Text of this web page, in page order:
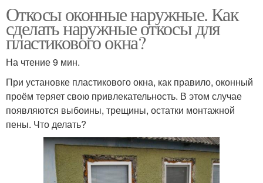
Откосы оконные наружные. Как
сделать наружные откосы для
пластикового окна?
На чтение 9 мин.
При установке пластикового окна, как правило, оконный
проём теряет свою привлекательность. В этом случае
появляются выбоины, трещины, остатки монтажной
пены. Что делать?